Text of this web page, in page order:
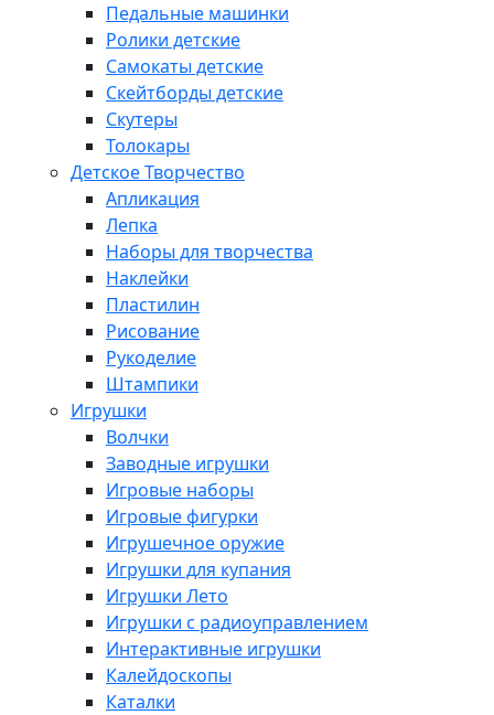
Педальные машинки
Ролики детские
Самокаты детские
Скейтборды детские
Скутеры
Толокары
Детское Творчество
Апликация
Лепка
Наборы для творчества
Наклейки
Пластилин
Рисование
Рукоделие
Штампики
Игрушки
Волчки
Заводные игрушки
Игровые наборы
Игровые фигурки
Игрушечное оружие
Игрушки для купания
Игрушки Лето
Игрушки с радиоуправлением
Интерактивные игрушки
Калейдоскопы
Каталки